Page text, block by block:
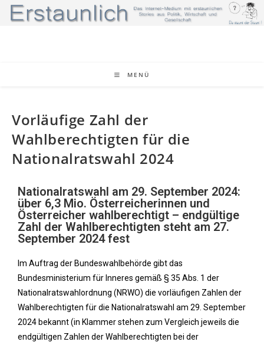
MENÜ
Vorläufige Zahl der
Wahlberechtigten für die
Nationalratswahl 2024
Nationalratswahl am 29. September 2024:
über 6,3 Mio. Österreicherinnen und
Österreicher wahlberechtigt – endgültige
Zahl der Wahlberechtigten steht am 27.
September 2024 fest
Im Auftrag der Bundeswahlbehörde gibt das
Bundesministerium für Inneres gemäß § 35 Abs. 1 der
Nationalratswahlordnung (NRWO) die vorläufigen Zahlen der
Wahlberechtigten für die Nationalratswahl am 29. September
2024 bekannt (in Klammer stehen zum Vergleich jeweils die
endgültigen Zahlen der Wahlberechtigten bei der